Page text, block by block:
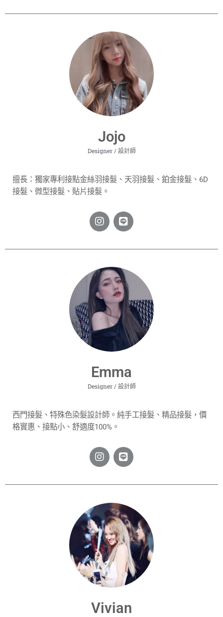
Jojo
Designer / 設計師
擅長： 獨家專利接點金絲羽接髮、天羽接髮、鉑金接髮、6D
接髮、微型接髮、貼片接髮。
Emma
Designer / 設計師
西門接髮、特殊色染髮設計師。純手工接髮、精品接髮，價
格實惠、接點小、舒適度100%。
Vivian